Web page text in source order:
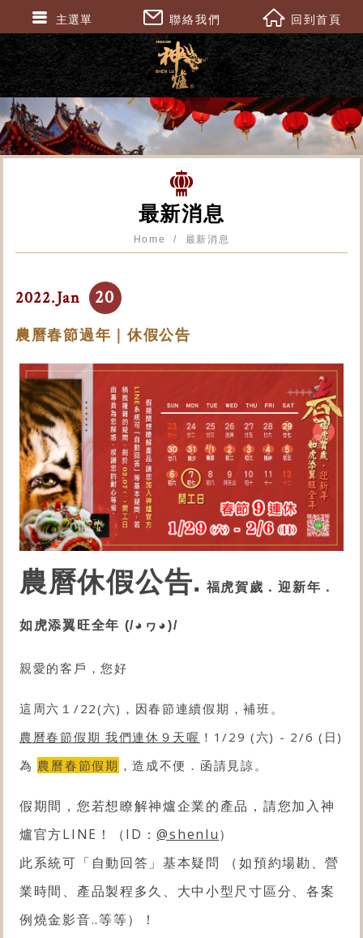
最新消息
Home 最新消息
2022.Jan 20
農曆春節過年｜休假公告
農曆休假公告. 福虎賀歲．迎新年．
如虎添翼旺全年 (/◕ヮ◕)/
親愛的客戶，您好
這周六１/22(六)，因春節連續假期，補班。
農曆春節假期 我們連休９天喔 ！1/29 (六) - 2/6 (日)
為 農曆春節假期 ，造成不便．函請見諒。
假期間，您若想瞭解神爐企業的產品，請您加入神
爐官方LINE！（ID：@shenlu）
此系統可「自動回答」基本疑問 （如預約場勘、營
業時間、產品製程多久、大中小型尺寸區分、各案
例燒金影音..等等）！
主選單 聯絡我們 回到首頁